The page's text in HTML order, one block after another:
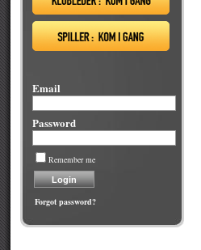
Email
Password
Remember me
Forgot password?